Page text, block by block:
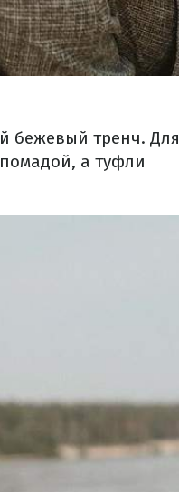
бежевый тренч. Для
а туфли